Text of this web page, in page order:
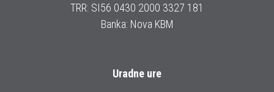
TRR: SI56 0430 2000 3327 181
Banka: Nova KBM
Uradne ure